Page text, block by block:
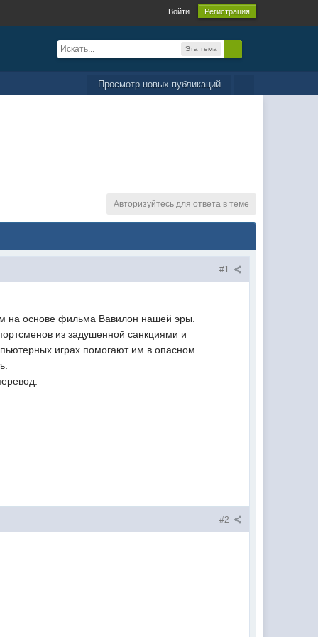
Войти Регистрация
Эта тема
Просмотр новых публикаций
Авторизуйтесь для ответа в теме
#1
на основе фильма Вавилон нашей эры.
из задушенной санкциями и
играх помогают им в опасном
#2